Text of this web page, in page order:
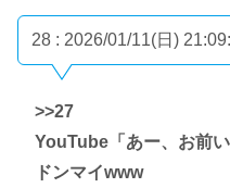
28 : 2026/01/11(日)
>>27
YouTube「あー、お前い
ドンマイwww